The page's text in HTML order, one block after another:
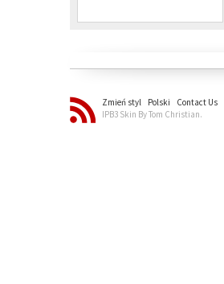
Zmień styl Polski Contact Us
IPB3 Skin By Tom Christian.